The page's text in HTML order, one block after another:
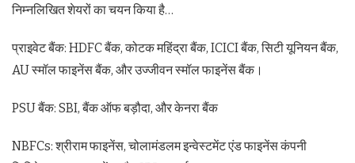
निम्नलिखित शेयरों का चयन किया है…
प्राइवेट बैंक: HDFC बैंक, कोटक महिंद्रा बैंक, ICICI बैंक, सिटी यूनियन बैंक,
AU स्मॉल फाइनेंस बैंक, और उज्जीवन स्मॉल फाइनेंस बैंक।
PSU बैंक: SBI, बैंक ऑफ बड़ौदा, और केनरा बैंक
NBFCs: श्रीराम फाइनेंस, चोलामंडलम इन्वेस्टमेंट एंड फाइनेंस कंपनी